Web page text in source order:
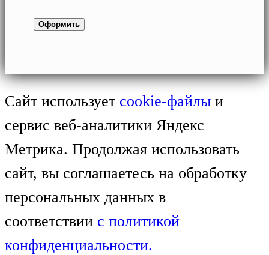
Сайт использует cookie-файлы и
сервис веб-аналитики Яндекс
Метрика. Продолжая использовать
сайт, вы соглашаетесь на обработку
персональных данных в
соответствии с политикой
конфиденциальности.